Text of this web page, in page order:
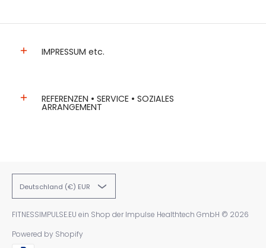
IMPRESSUM etc.
REFERENZEN • SERVICE • SOZIALES
ARRANGEMENT
Deutschland (€) EUR
FITNESSIMPULSE.EU ein Shop der Impulse Healthtech GmbH © 2026
Powered by Shopify